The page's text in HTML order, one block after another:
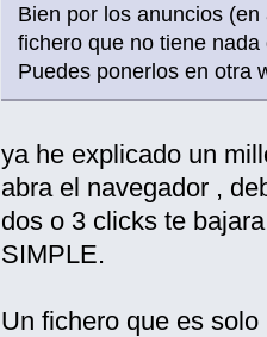
Bien por los anuncios
fichero que no tiene
Puedes ponerlos en otra
ya he explicado un
abra el navegador ,
dos o 3 clicks te
SIMPLE.
Un fichero que es